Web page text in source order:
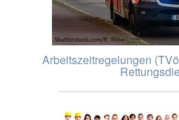
Arbeitszeitregelungen